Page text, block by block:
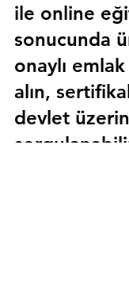
ile online
sonucunda
onaylı
alın,
devlet